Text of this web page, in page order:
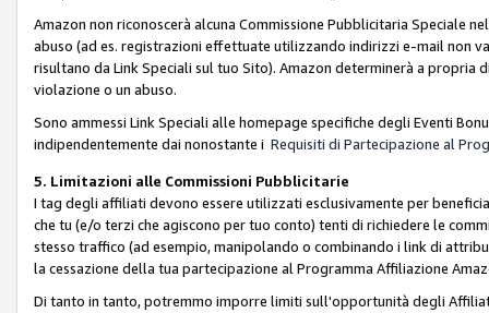
Amazon non riconoscerà alcuna Commissione Pubblicitaria Speciale
abuso (ad es. registrazioni effettuate utilizzando indirizzi e-mail non
risultano da Link Speciali sul tuo Sito). Amazon determinerà a propria
violazione o un abuso.
Sono ammessi Link Speciali alle homepage specifiche degli Eventi
indipendentemente dai nonostante i Requisiti di Partecipazione al
5. Limitazioni alle Commissioni Pubblicitarie
I tag degli affiliati devono essere utilizzati esclusivamente per
che tu (e/o terzi che agiscono per tuo conto) tenti di richiedere le
stesso traffico (ad esempio, manipolando o combinando i link di
la cessazione della tua partecipazione al Programma Affiliazione
Di tanto in tanto, potremmo imporre limiti sull'opportunità degli